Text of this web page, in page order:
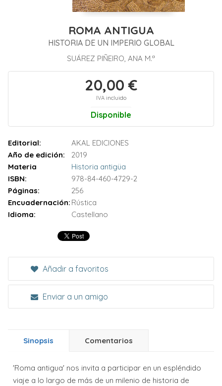
ROMA ANTIGUA
HISTORIA DE UN IMPERIO GLOBAL
SUÁREZ PIÑEIRO, ANA M.ª
20,00 €
IVA incluido
Disponible
Editorial:
AKAL EDICIONES
Año de edición:
2019
Materia
Historia antigüa
ISBN:
978-84-460-4729-2
Páginas:
256
Encuadernación: Rústica
Idioma:
Castellano
Añadir a favoritos
Enviar a un amigo
Sinopsis Comentarios
'Roma antigua' nos invita a participar en un espléndido
viaje a lo largo de más de un milenio de historia de